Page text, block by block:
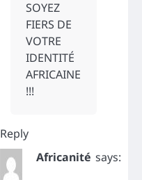
SOYEZ
FIERS DE
VOTRE
IDENTITÉ
AFRICAINE
!!!
Reply
Africanité says: